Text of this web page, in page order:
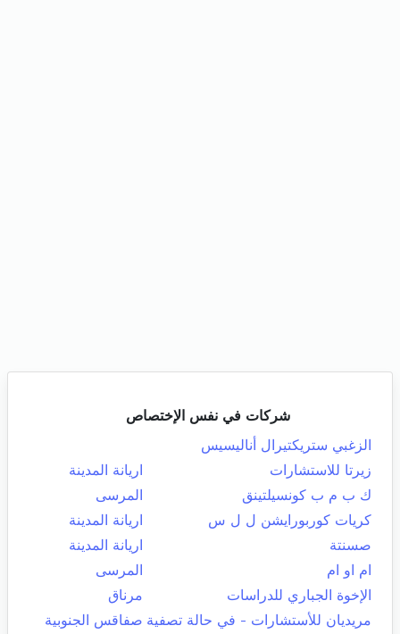
شركات في نفس الإختصاص
الزغبي ستريكتيرال أناليسيس
زيرتا للاستشارات
اريانة المدينة
ك ب م ب كونسيلتينق
المرسى
كريات كوربورايشن ل ل س
اريانة المدينة
صسنتة
اريانة المدينة
ام او ام
المرسى
الإخوة الجباري للدراسات
مرناق
مريديان للأستشارات - في حالة تصفية صفاقس الجنوبية